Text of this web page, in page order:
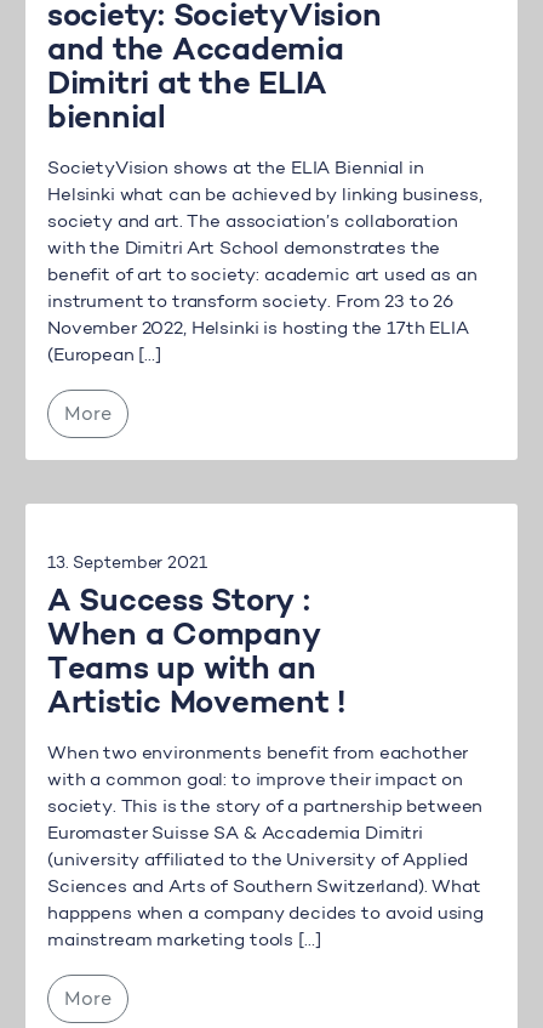
society: SocietyVision
and the Accademia
Dimitri at the ELIA
biennial
SocietyVision shows at the ELIA Biennial in
Helsinki what can be achieved by linking business,
society and art. The association’s collaboration
with the Dimitri Art School demonstrates the
benefit of art to society: academic art used as an
instrument to transform society. From 23 to 26
November 2022, Helsinki is hosting the 17th ELIA
(European […]
More
13. September 2021
A Success Story :
When a Company
Teams up with an
Artistic Movement !
When two environments benefit from eachother
with a common goal: to improve their impact on
society. This is the story of a partnership between
Euromaster Suisse SA & Accademia Dimitri
(university affiliated to the University of Applied
Sciences and Arts of Southern Switzerland). What
happpens when a company decides to avoid using
mainstream marketing tools […]
More